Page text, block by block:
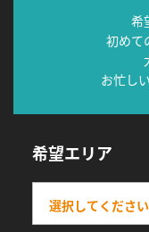
希
初めて
お忙し
希望エリア